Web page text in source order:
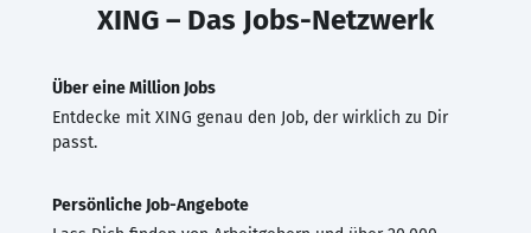
XING – Das Jobs-Netzwerk
Über eine Million Jobs
Entdecke mit XING genau den Job, der wirklich zu Dir
passt.
Persönliche Job-Angebote